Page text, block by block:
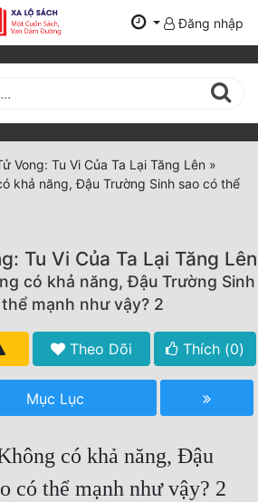
Đăng nhập
Vong: Tu Vi Của Ta Lại Tăng Lên »
khả năng, Đậu Trường Sinh sao có thể
Tu Vi Của Ta Lại Tăng Lên
có khả năng, Đậu Trường Sinh
mạnh như vậy? 2
Theo Dõi Thích (0)
Mục Lục
có khả năng, Đậu
có thể mạnh như vậy? 2